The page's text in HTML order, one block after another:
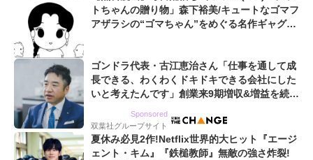
トちゃんの贈り物」森下裕美/キュートなゴマフ
アザラシの“ゴマちゃん”をめぐる名作ギャグ4
ゴンドラ代表・古江恵治さん「仕事を通して成
長できる、わくわくドキドキできる会社にした
いと考えたんです」創業来9期増収&増益を続け
Sponsored
双葉社グループサイト
夏休み必見2作!Netflix世界的大ヒット『エージ
ェント・キム』『鉄槌教師』無敵の強さ炸裂!